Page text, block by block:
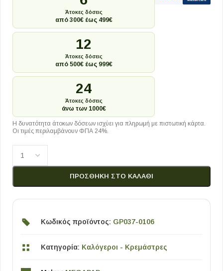
Άτοκες δόσεις
από 300€ έως 499€
12
Άτοκες δόσεις
από 500€ έως 999€
24
Άτοκες δόσεις
άνω των 1000€
Η δυνατότητα άτοκων δόσεων ισχύει για πληρωμή με πιστωτική κάρτα.
Οι τιμές περιλαμβάνουν ΦΠΑ 24%.
ΠΡΟΣΘΉΚΗ ΣΤΟ ΚΑΛΆΘΙ
Κωδικός προϊόντος: GP037-0106
Κατηγορία: Καλόγεροι - Κρεμάστρες